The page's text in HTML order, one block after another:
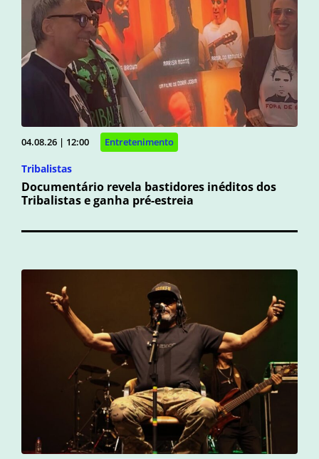
04.08.26 | 12:00 Entretenimento
Tribalistas
Documentário revela bastidores inéditos dos
Tribalistas e ganha pré-estreia